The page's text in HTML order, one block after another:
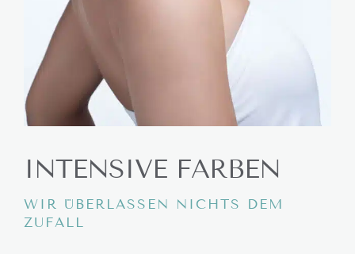
INTENSIVE FARBEN
WIR ÜBERLASSEN NICHTS DEM
ZUFALL